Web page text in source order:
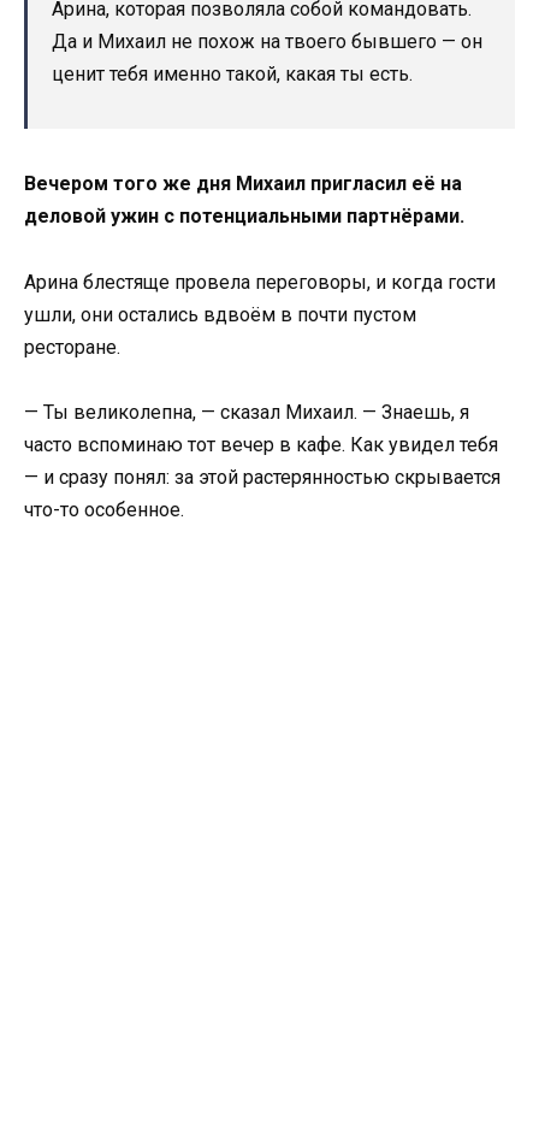
Арина, которая позволяла собой командовать.
Да и Михаил не похож на твоего бывшего — он
ценит тебя именно такой, какая ты есть.
Вечером того же дня Михаил пригласил её на
деловой ужин с потенциальными партнёрами.
Арина блестяще провела переговоры, и когда гости
ушли, они остались вдвоём в почти пустом
ресторане.
— Ты великолепна, — сказал Михаил. — Знаешь, я
часто вспоминаю тот вечер в кафе. Как увидел тебя
— и сразу понял: за этой растерянностью скрывается
что-то особенное.